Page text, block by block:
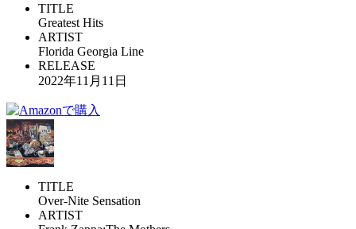
TITLE
Greatest Hits
ARTIST
Florida Georgia Line
RELEASE
2022年11月11日
TITLE
Over-Nite Sensation
ARTIST